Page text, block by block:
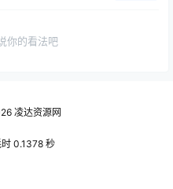
你的看法吧
凌达资源网
0.1378 秒